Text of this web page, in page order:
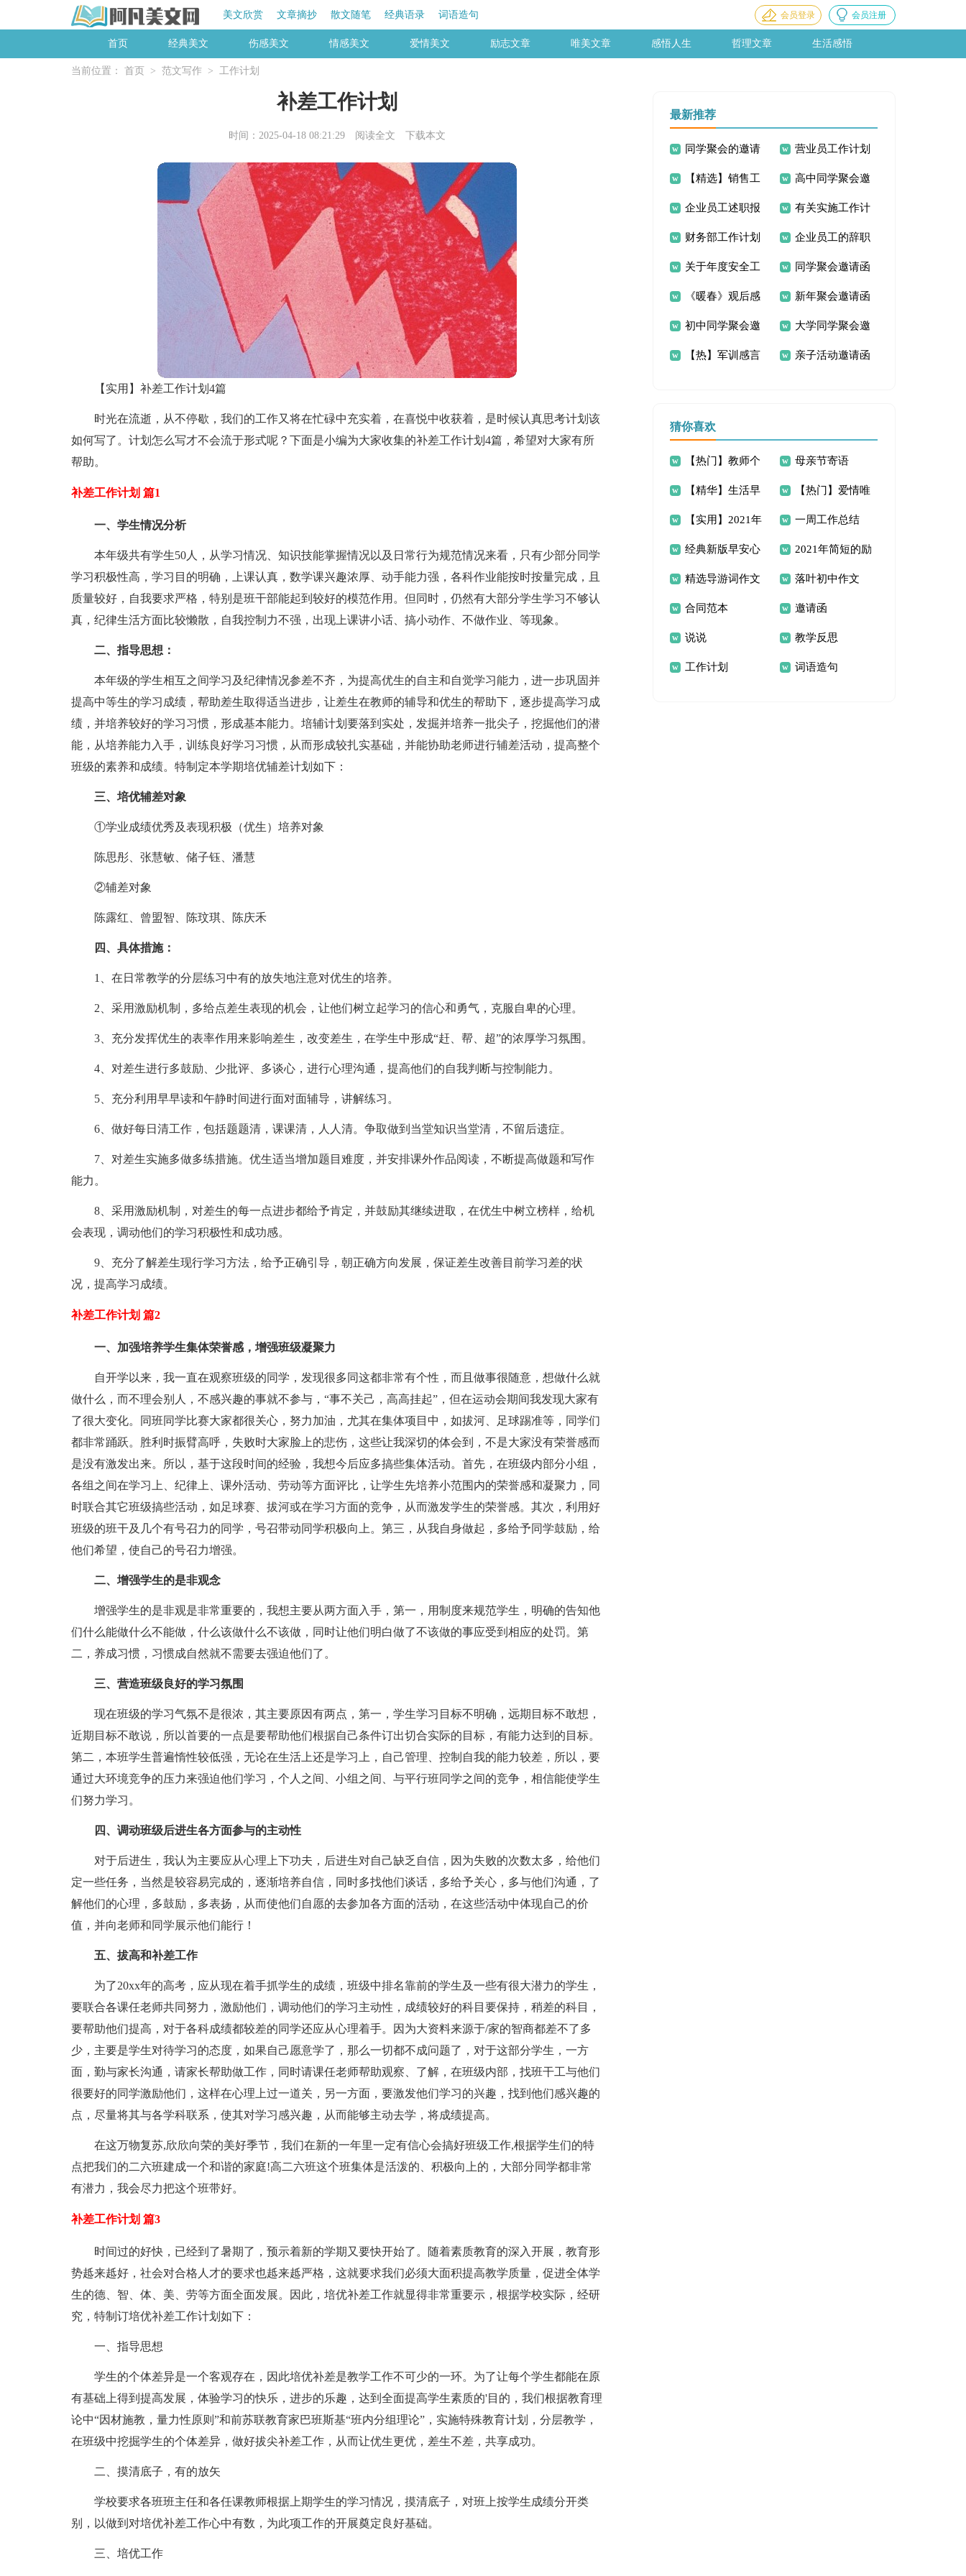
美文欣赏 文章摘抄 散文随笔 经典语录 词语造句 会员登录 会员注册
首页 经典美文 伤感美文 情感美文 爱情美文 励志文章 唯美文章 感悟人生 哲理文章 生活感悟
当前位置： 首页 > 范文写作 > 工作计划
补差工作计划
时间：2025-04-18 08:21:29 阅读全文 下载本文
【实用】补差工作计划4篇
时光在流逝，从不停歇，我们的工作又将在忙碌中充实着，在喜悦中收获着，是时候认真思考计划该
如何写了。计划怎么写才不会流于形式呢？下面是小编为大家收集的补差工作计划4篇，希望对大家有所
帮助。
补差工作计划 篇1
一、学生情况分析
本年级共有学生50人，从学习情况、知识技能掌握情况以及日常行为规范情况来看，只有少部分同学
学习积极性高，学习目的明确，上课认真，数学课兴趣浓厚、动手能力强，各科作业能按时按量完成，且
质量较好，自我要求严格，特别是班干部能起到较好的模范作用。但同时，仍然有大部分学生学习不够认
真，纪律生活方面比较懒散，自我控制力不强，出现上课讲小话、搞小动作、不做作业、等现象。
二、指导思想：
本年级的学生相互之间学习及纪律情况参差不齐，为提高优生的自主和自觉学习能力，进一步巩固并
提高中等生的学习成绩，帮助差生取得适当进步，让差生在教师的辅导和优生的帮助下，逐步提高学习成
绩，并培养较好的学习习惯，形成基本能力。培辅计划要落到实处，发掘并培养一批尖子，挖掘他们的潜
能，从培养能力入手，训练良好学习习惯，从而形成较扎实基础，并能协助老师进行辅差活动，提高整个
班级的素养和成绩。特制定本学期培优辅差计划如下：
三、培优辅差对象
①学业成绩优秀及表现积极（优生）培养对象
陈思彤、张慧敏、储子钰、潘慧
②辅差对象
陈露红、曾盟智、陈玟琪、陈庆禾
四、具体措施：
1、在日常教学的分层练习中有的放失地注意对优生的培养。
2、采用激励机制，多给点差生表现的机会，让他们树立起学习的信心和勇气，克服自卑的心理。
3、充分发挥优生的表率作用来影响差生，改变差生，在学生中形成“赶、帮、超”的浓厚学习氛围。
4、对差生进行多鼓励、少批评、多谈心，进行心理沟通，提高他们的自我判断与控制能力。
5、充分利用早早读和午静时间进行面对面辅导，讲解练习。
6、做好每日清工作，包括题题清，课课清，人人清。争取做到当堂知识当堂清，不留后遗症。
7、对差生实施多做多练措施。优生适当增加题目难度，并安排课外作品阅读，不断提高做题和写作
能力。
8、采用激励机制，对差生的每一点进步都给予肯定，并鼓励其继续进取，在优生中树立榜样，给机
会表现，调动他们的学习积极性和成功感。
9、充分了解差生现行学习方法，给予正确引导，朝正确方向发展，保证差生改善目前学习差的状
况，提高学习成绩。
补差工作计划 篇2
一、加强培养学生集体荣誉感，增强班级凝聚力
自开学以来，我一直在观察班级的同学，发现很多同这都非常有个性，而且做事很随意，想做什么就
做什么，而不理会别人，不感兴趣的事就不参与，“事不关己，高高挂起”，但在运动会期间我发现大家有
了很大变化。同班同学比赛大家都很关心，努力加油，尤其在集体项目中，如拔河、足球踢准等，同学们
都非常踊跃。胜利时振臂高呼，失败时大家脸上的悲伤，这些让我深切的体会到，不是大家没有荣誉感而
是没有激发出来。所以，基于这段时间的经验，我想今后应多搞些集体活动。首先，在班级内部分小组，
各组之间在学习上、纪律上、课外活动、劳动等方面评比，让学生先培养小范围内的荣誉感和凝聚力，同
时联合其它班级搞些活动，如足球赛、拔河或在学习方面的竞争，从而激发学生的荣誉感。其次，利用好
班级的班干及几个有号召力的同学，号召带动同学积极向上。第三，从我自身做起，多给予同学鼓励，给
他们希望，使自己的号召力增强。
二、增强学生的是非观念
增强学生的是非观是非常重要的，我想主要从两方面入手，第一，用制度来规范学生，明确的告知他
们什么能做什么不能做，什么该做什么不该做，同时让他们明白做了不该做的事应受到相应的处罚。第
二，养成习惯，习惯成自然就不需要去强迫他们了。
三、营造班级良好的学习氛围
现在班级的学习气氛不是很浓，其主要原因有两点，第一，学生学习目标不明确，远期目标不敢想，
近期目标不敢说，所以首要的一点是要帮助他们根据自己条件订出切合实际的目标，有能力达到的目标。
第二，本班学生普遍惰性较低强，无论在生活上还是学习上，自己管理、控制自我的能力较差，所以，要
通过大环境竞争的压力来强迫他们学习，个人之间、小组之间、与平行班同学之间的竞争，相信能使学生
们努力学习。
四、调动班级后进生各方面参与的主动性
对于后进生，我认为主要应从心理上下功夫，后进生对自己缺乏自信，因为失败的次数太多，给他们
定一些任务，当然是较容易完成的，逐渐培养自信，同时多找他们谈话，多给予关心，多与他们沟通，了
解他们的心理，多鼓励，多表扬，从而使他们自愿的去参加各方面的活动，在这些活动中体现自己的价
值，并向老师和同学展示他们能行！
五、拔高和补差工作
为了20xx年的高考，应从现在着手抓学生的成绩，班级中排名靠前的学生及一些有很大潜力的学生，
要联合各课任老师共同努力，激励他们，调动他们的学习主动性，成绩较好的科目要保持，稍差的科目，
要帮助他们提高，对于各科成绩都较差的同学还应从心理着手。因为大资料来源于/家的智商都差不了多
少，主要是学生对待学习的态度，如果自己愿意学了，那么一切都不成问题了，对于这部分学生，一方
面，勤与家长沟通，请家长帮助做工作，同时请课任老师帮助观察、了解，在班级内部，找班干工与他们
很要好的同学激励他们，这样在心理上过一道关，另一方面，要激发他们学习的兴趣，找到他们感兴趣的
点，尽量将其与各学科联系，使其对学习感兴趣，从而能够主动去学，将成绩提高。
在这万物复苏,欣欣向荣的美好季节，我们在新的一年里一定有信心会搞好班级工作,根据学生们的特
点把我们的二六班建成一个和谐的家庭!高二六班这个班集体是活泼的、积极向上的，大部分同学都非常
有潜力，我会尽力把这个班带好。
补差工作计划 篇3
时间过的好快，已经到了暑期了，预示着新的学期又要快开始了。随着素质教育的深入开展，教育形
势趆来趆好，社会对合格人才的要求也趆来趆严格，这就要求我们必须大面积提高教学质量，促进全体学
生的德、智、体、美、劳等方面全面发展。因此，培优补差工作就显得非常重要示，根据学校实际，经研
究，特制订培优补差工作计划如下：
一、指导思想
学生的个体差异是一个客观存在，因此培优补差是教学工作不可少的一环。为了让每个学生都能在原
有基础上得到提高发展，体验学习的快乐，进步的乐趣，达到全面提高学生素质的'目的，我们根据教育理
论中“因材施教，量力性原则”和前苏联教育家巴班斯基“班内分组理论”，实施特殊教育计划，分层教学，
在班级中挖掘学生的个体差异，做好拔尖补差工作，从而让优生更优，差生不差，共享成功。
二、摸清底子，有的放矢
学校要求各班班主任和各任课教师根据上期学生的学习情况，摸清底子，对班上按学生成绩分开类
别，以做到对培优补差工作心中有数，为此项工作的开展奠定良好基础。
三、培优工作
最新推荐
同学聚会的邀请
函
营业员工作计划
【精选】销售工
作计划4篇
高中同学聚会邀
请函
企业员工述职报
告(15篇)
有关实施工作计
划8篇
财务部工作计划
15篇
企业员工的辞职
信
关于年度安全工
作计划三篇
同学聚会邀请函
《暖春》观后感
（精选11篇）
新年聚会邀请函
初中同学聚会邀
请函
大学同学聚会邀
请函
【热】军训感言 亲子活动邀请函
猜你喜欢
【热门】教师个
人培训总结五篇
母亲节寄语
【精华】生活早
安心语QQ44句
【热门】爱情唯
美句子汇编76句
【实用】2021年
伤感唯美句子合集
40条
一周工作总结
经典新版早安心
语24句
2021年简短的励
志标语汇编48条
精选导游词作文
汇总7篇
落叶初中作文
合同范本 邀请函
说说 教学反思
工作计划 词语造句